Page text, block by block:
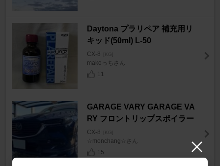
Daytona プラリペア 補充用リ
キッド(50ml) L-50
CX-8 [KG]
makoっちさん
11
GARAGE VARY GARAGE VA
RY フロントリップスポイラー
CX-8 [KG]
☆monchang☆さん
15